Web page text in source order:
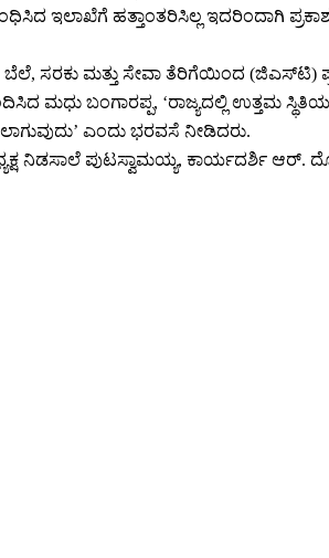
ಇಲಾಖೆಗೆ ಹತ್ತಾಂತರಿಸಿಲ್ಲ ಇದರಿಂದಾಗಿ
ಬೆಲೆ, ಸರಕು ಮತ್ತು ಸೇವಾ ತೆರಿಗೆಯಿಂದ (ಜಿಎಸ್‌ಟಿ)
ಮಧು ಬಂಗಾರಪ್ಪ, ‘ರಾಜ್ಯದಲ್ಲಿ ಉತ್ತಮ
ಎಂದು ಭರವಸೆ ನೀಡಿದರು.
ನಿಡಸಾಲೆ ಪುಟಸ್ವಾಮಯ್ಯ, ಕಾರ್ಯದರ್ಶಿ ಆರ್.